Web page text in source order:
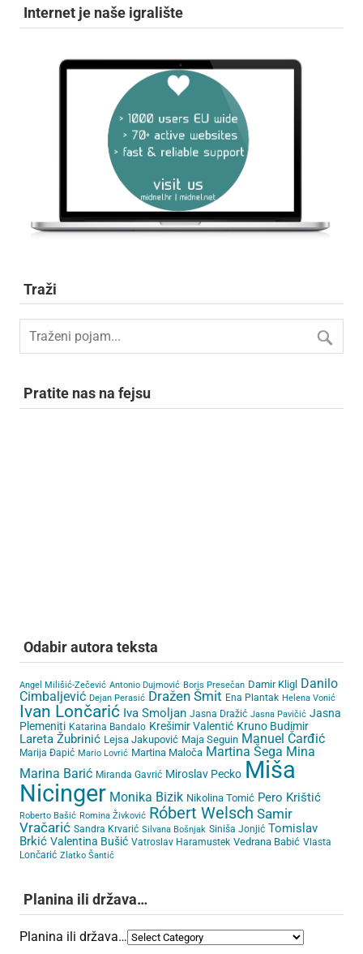
Internet je naše igralište
Traži
Pratite nas na fejsu
Odabir autora teksta
Angel Milišić-Zečević Antonio Dujmović Boris Presečan Damir Kligl Danilo
Cimbaljević Dejan Perasić Dražen Šmit Ena Plantak Helena Vonić
Ivan Lončarić Iva Smoljan Jasna Dražić Jasna Pavičić Jasna
Plemeniti Katarina Bandalo Krešimir Valentić Kruno Budimir
Lareta Žubrinić Lejsa Jakupović Maja Seguin Manuel Čarđić
Marija Đapić Mario Lovrić Martina Maloča Martina Šega Mina
Marina Barić Miranda Gavrić Miroslav Pecko Miša
Nicinger Monika Bizik Nikolina Tomić Pero Krištić
Roberto Bašić Romina Živković Róbert Welsch Samir
Vračarić Sandra Krvarić Silvana Bošnjak Siniša Jonjić Tomislav
Brkić Valentina Bušić Vatroslav Haramustek Vedrana Babić Vlasta
Lončarić Zlatko Šantić
Planina ili država…
Planina ili država…